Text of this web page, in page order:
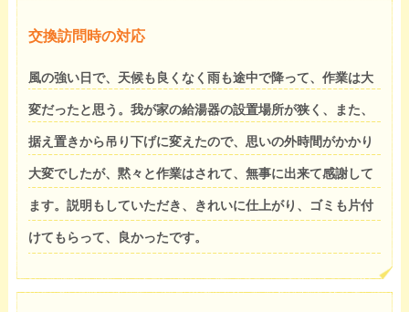
交換訪問時の対応
風の強い日で、天候も良くなく雨も途中で降って、作業は大
変だったと思う。我が家の給湯器の設置場所が狭く、また、
据え置きから吊り下げに変えたので、思いの外時間がかかり
大変でしたが、黙々と作業はされて、無事に出来て感謝して
ます。説明もしていただき、きれいに仕上がり、ゴミも片付
けてもらって、良かったです。